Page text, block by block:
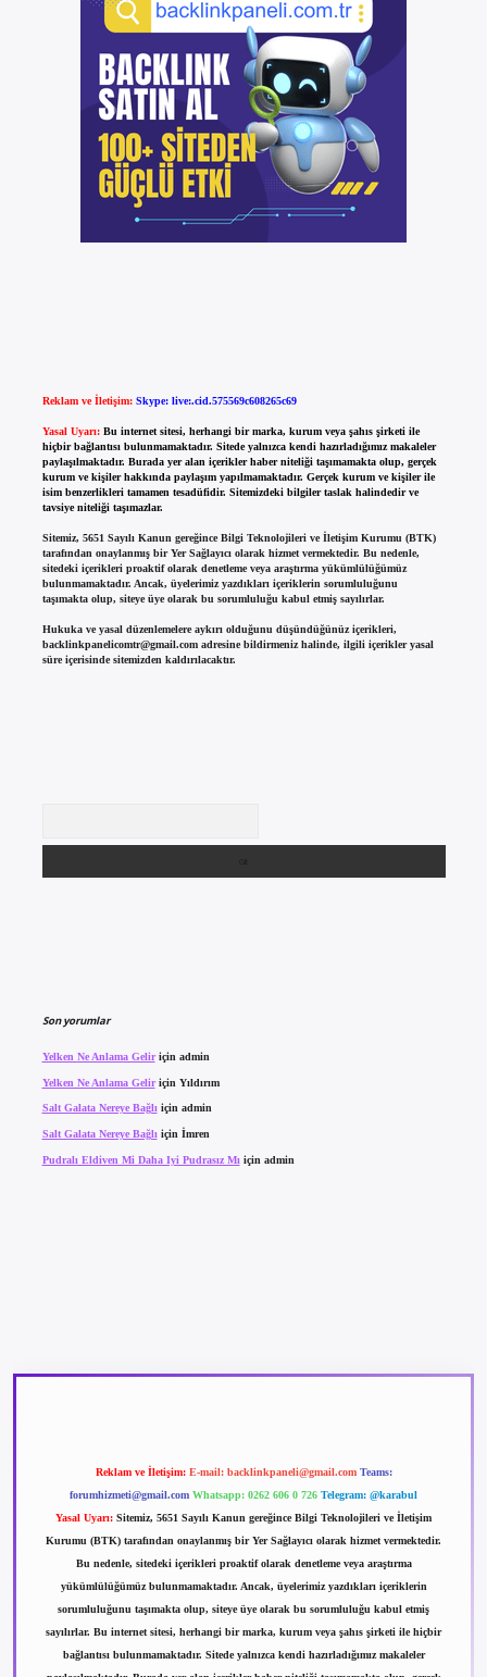
Reklam ve İletişim: Skype: live:.cid.575569c608265c69
Yasal Uyarı: Bu internet sitesi, herhangi bir marka, kurum veya şahıs şirketi ile
hiçbir bağlantısı bulunmamaktadır. Sitede yalnızca kendi hazırladığımız makaleler
paylaşılmaktadır. Burada yer alan içerikler haber niteliği taşımamakta olup, gerçek
kurum ve kişiler hakkında paylaşım yapılmamaktadır. Gerçek kurum ve kişiler ile
isim benzerlikleri tamamen tesadüfidir. Sitemizdeki bilgiler taslak halindedir ve
tavsiye niteliği taşımazlar.
Sitemiz, 5651 Sayılı Kanun gereğince Bilgi Teknolojileri ve İletişim Kurumu (BTK)
tarafından onaylanmış bir Yer Sağlayıcı olarak hizmet vermektedir. Bu nedenle,
sitedeki içerikleri proaktif olarak denetleme veya araştırma yükümlülüğümüz
bulunmamaktadır. Ancak, üyelerimiz yazdıkları içeriklerin sorumluluğunu
taşımakta olup, siteye üye olarak bu sorumluluğu kabul etmiş sayılırlar.
Hukuka ve yasal düzenlemelere aykırı olduğunu düşündüğünüz içerikleri,
backlinkpanelicomtr@gmail.comadresine bildirmeniz halinde, ilgili içerikler yasal
süre içerisinde sitemizden kaldırılacaktır.
Son yorumlar
Yelken Ne Anlama Geliriçin admin
Yelken Ne Anlama Geliriçin Yıldırım
Salt Galata Nereye Bağlıiçin admin
Salt Galata Nereye Bağlı için İmren
Pudralı Eldiven Mi Daha Iyi Pudrasız Mı için admin
Reklam ve İletişim: E-mail: backlinkpaneli@gmail.com Teams:
forumhizmeti@gmail.com Whatsapp: 0262 606 0 726 Telegram: @karabul
Yasal Uyarı: Sitemiz, 5651 Sayılı Kanun gereğince Bilgi Teknolojileri ve İletişim
Kurumu (BTK) tarafından onaylanmış bir Yer Sağlayıcı olarak hizmet vermektedir.
Bu nedenle, sitedeki içerikleri proaktif olarak denetleme veya araştırma
yükümlülüğümüz bulunmamaktadır. Ancak, üyelerimiz yazdıkları içeriklerin
sorumluluğunu taşımakta olup, siteye üye olarak bu sorumluluğu kabul etmiş
sayılırlar. Bu internet sitesi, herhangi bir marka, kurum veya şahıs şirketi ile hiçbir
bağlantısı bulunmamaktadır. Sitede yalnızca kendi hazırladığımız makaleler